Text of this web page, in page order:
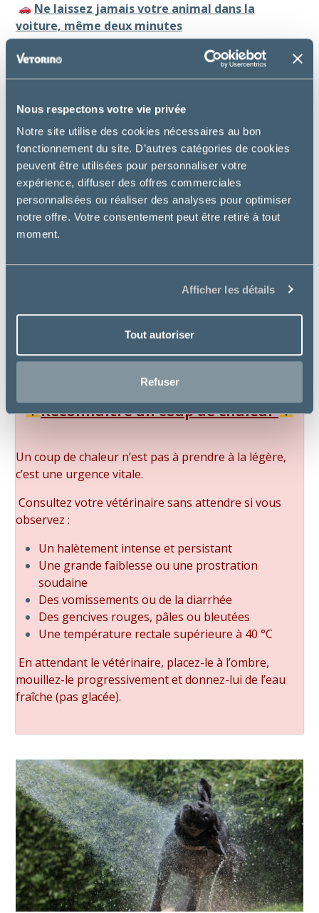
Nous respectons votre vie privée
Notre site utilise des cookies nécessaires au bon
fonctionnement du site. D’autres catégories de cookies
peuvent être utilisées pour personnaliser votre
expérience, diffuser des offres commerciales
personnalisées ou réaliser des analyses pour optimiser
notre offre. Votre consentement peut être retiré à tout
moment.
Afficher les détails
Tout autoriser
Refuser
Ne laissez jamais votre animal dans la
voiture, même deux minutes
La température à l’intérieur d’un véhicule en plein
soleil peut dépasser 80 °C en à peine quelques
C’est une urgence vitale qui peut arriver très vite. Si
vous ne pouvez pas emmener votre animal avec vous
à votre destination, laissez-le à la maison.
Rafraîchissez-le avec douceur
Mouillez ses pattes, son ventre et ses oreilles avec un
linge humide, ce sont les zones où la chaleur se
dissipe le mieux.
pour ne pas provoquer de choc thermique.
Un brumisateur léger peut aussi aider.
Reconnaître un coup de chaleur
Un coup de chaleur n’est pas à prendre à la légère,
c’est une urgence vitale.
Consultez votre vétérinaire sans attendre si vous
observez :
Un halètement intense et persistant
Une grande faiblesse ou une prostration
soudaine
Des vomissements ou de la diarrhée
Des gencives rouges, pâles ou bleutées
Une température rectale supérieure à 40 °C
En attendant le vétérinaire, placez-le à l’ombre,
mouillez-le progressivement et donnez-lui de l’eau
fraîche (pas glacée).